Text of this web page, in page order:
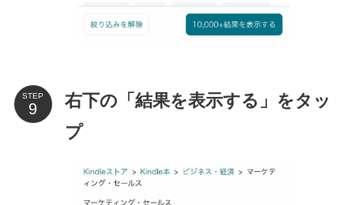
STEP
右下の「結果を表示する」をタッ
プ